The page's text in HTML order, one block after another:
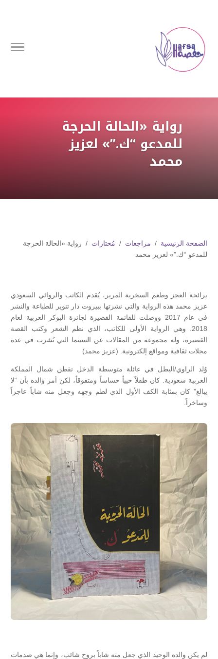
رواية «الحالة الحرجة
للمدعو “ك.”» لعزيز
محمد
الصفحة الرئيسية / مراجعات / مُختارات / رواية «الحالة الحرجة
للمدعو “ك.”» لعزيز محمد
برائحة العجز وطعم السخرية المرير، يُقدم الكاتب والروائي السعودي
عزيز محمد هذه الرواية والتي نشرتها ببيروت دار تنوير للطباعة والنشر
في عام 2017 ووصلت للقائمة القصيرة لجائزة البوكر العربية لعام
2018. وهي الرواية الأولى للكاتب، الذي نظم الشعر وكتب القصة
القصيرة، وله مجموعة من المقالات عن السينما التي نُشرت في عدة
مجلات ثقافية ومواقع إلكترونية. (عزيز محمد)
وُلد الراوي/البطل في عائلة متوسطة الدخل تقطن شمال المملكة
العربية سعودية. كان طفلاً حيياً حساساً ومتفوقاً، لكن أمر والده بأن “لا
يبالغ” كان بمثابة الكف الأول الذي لطم وجهه وجعل منه شاباً عاجزاً
وساخراً.
لم يكن والده الوحيد الذي جعل منه شاباً بروح شائب، وإنما هي صدمات